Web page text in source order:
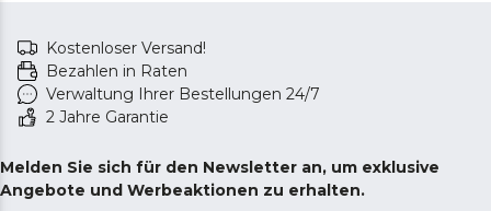
Kostenloser Versand!
Bezahlen in Raten
Verwaltung Ihrer Bestellungen 24/7
2 Jahre Garantie
Melden Sie sich für den Newsletter an, um exklusive
Angebote und Werbeaktionen zu erhalten.